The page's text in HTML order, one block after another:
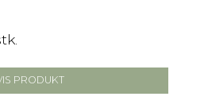
PRODUKT